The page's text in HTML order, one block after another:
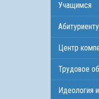
Учащимся
Абитуриенту
Центр
Трудовое
Идеология